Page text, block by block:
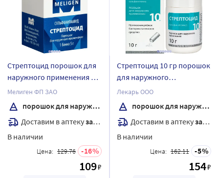
Стрептоцид порошок для
наружного применения 5
гр банка
Мелиген ФП ЗАО
порошок для наружного применения
Доставим в аптекузавтра
В наличии
Цена: 129.76 16
109₽
Стрептоцид 10 гр порошок
для наружного
применения банка
Лекарь ООО
порошок для наружного применения
Доставим в аптекузавтра
В наличии
Цена: 162.11 5
154₽